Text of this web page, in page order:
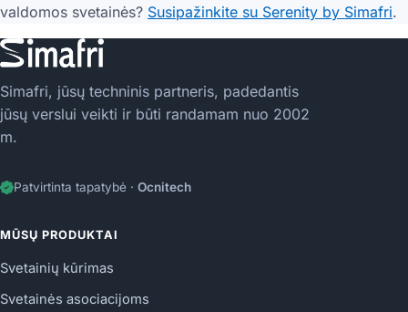
valdomos svetainės? Susipažinkite su Serenity by Simafri.
Simafri, jūsų techninis partneris, padedantis
jūsų verslui veikti ir būti randamam nuo 2002
m.
Patvirtinta tapatybė · Ocnitech
MŪSŲ PRODUKTAI
Svetainių kūrimas
Svetainės asociacijoms